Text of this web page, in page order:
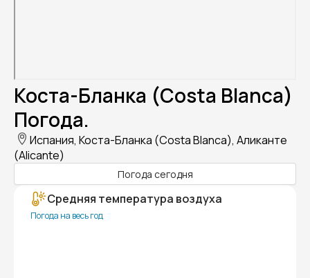
Коста-Бланка (Costa Blanca)
Погода.
Испания, Коста-Бланка (Costa Blanca), Аликанте
(Alicante)
Погода сегодня
Средняя температура воздуха
Погода на весь год